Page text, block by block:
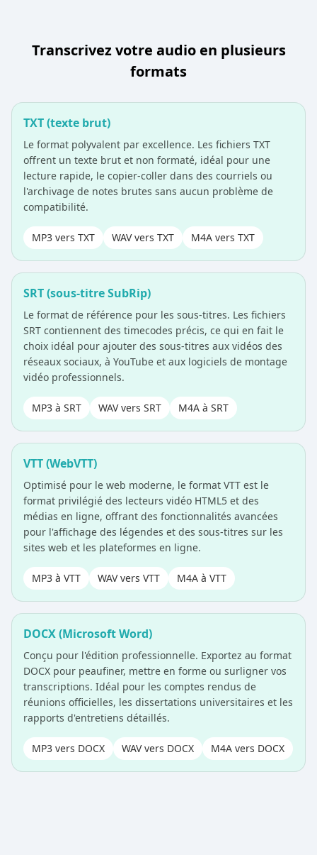
Transcrivez votre audio en plusieurs
formats
TXT (texte brut)
Le format polyvalent par excellence. Les fichiers TXT
offrent un texte brut et non formaté, idéal pour une
lecture rapide, le copier-coller dans des courriels ou
l'archivage de notes brutes sans aucun problème de
compatibilité.
MP3 vers TXT WAV vers TXT M4A vers TXT
SRT (sous-titre SubRip)
Le format de référence pour les sous-titres. Les fichiers
SRT contiennent des timecodes précis, ce qui en fait le
choix idéal pour ajouter des sous-titres aux vidéos des
réseaux sociaux, à YouTube et aux logiciels de montage
vidéo professionnels.
MP3 à SRT WAV vers SRT M4A à SRT
VTT (WebVTT)
Optimisé pour le web moderne, le format VTT est le
format privilégié des lecteurs vidéo HTML5 et des
médias en ligne, offrant des fonctionnalités avancées
pour l'affichage des légendes et des sous-titres sur les
sites web et les plateformes en ligne.
MP3 à VTT WAV vers VTT M4A à VTT
DOCX (Microsoft Word)
Conçu pour l'édition professionnelle. Exportez au format
DOCX pour peaufiner, mettre en forme ou surligner vos
transcriptions. Idéal pour les comptes rendus de
réunions officielles, les dissertations universitaires et les
rapports d'entretiens détaillés.
MP3 vers DOCX WAV vers DOCX M4A vers DOCX